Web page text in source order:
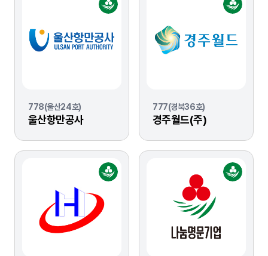
778(울산24호)
울산항만공사
777(경북36호)
경주월드(주)